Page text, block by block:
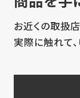
お近くの取扱
実際に触れて